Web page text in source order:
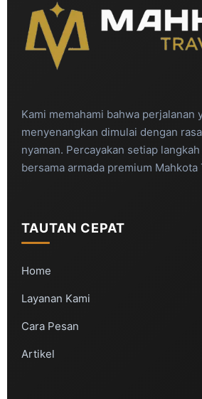
Kami memahami bahwa perjalanan
menyenangkan dimulai dengan
nyaman. Percayakan setiap
bersama armada premium Mahkota
TAUTAN CEPAT
Home
Layanan Kami
Cara Pesan
Artikel